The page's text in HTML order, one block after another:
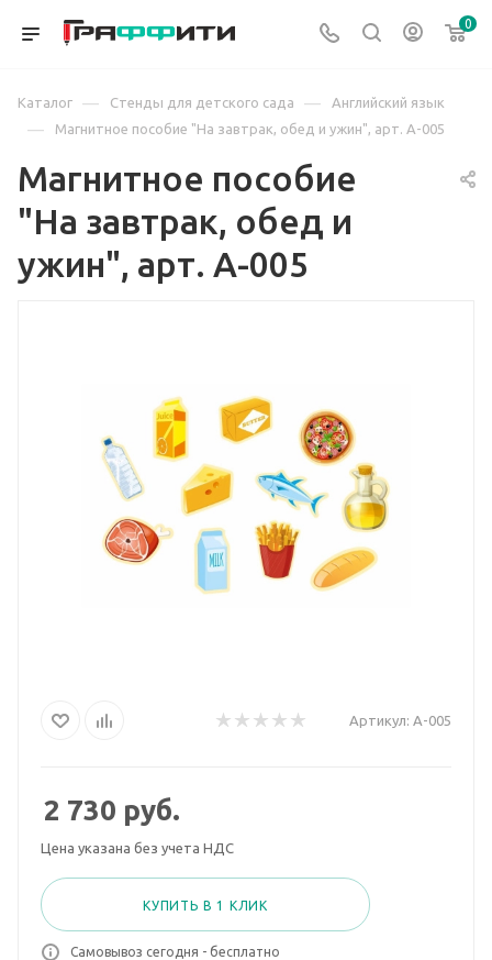
0
Каталог — Стенды для детского сада — Английский язык
— Магнитное пособие "На завтрак, обед и ужин", арт. А-005
Магнитное пособие
"На завтрак, обед и
ужин", арт. А-005
Артикул: А-005
2 730 руб.
Цена указана без учета НДС
КУПИТЬ В 1 КЛИК
Самовывоз сегодня - бесплатно